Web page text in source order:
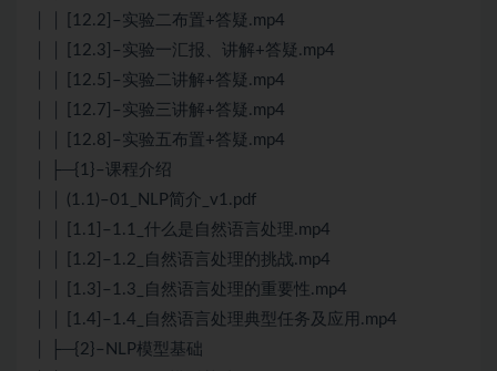
│ │ [12.2]–实验二布置+答疑.mp4
│ │ [12.3]–实验一汇报、讲解+答疑.mp4
│ │ [12.5]–实验二讲解+答疑.mp4
│ │ [12.7]–实验三讲解+答疑.mp4
│ │ [12.8]–实验五布置+答疑.mp4
│ ├─{1}–课程介绍
│ │ (1.1)–01_NLP简介_v1.pdf
│ │ [1.1]–1.1_什么是自然语言处理.mp4
│ │ [1.2]–1.2_自然语言处理的挑战.mp4
│ │ [1.3]–1.3_自然语言处理的重要性.mp4
│ │ [1.4]–1.4_自然语言处理典型任务及应用.mp4
│ ├─{2}–NLP模型基础